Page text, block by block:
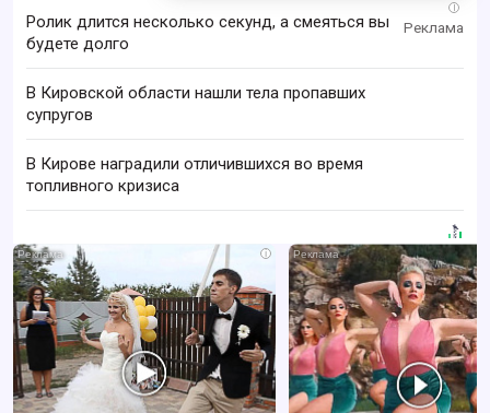
i
Ролик длится несколько секунд, а смеяться вы
будете долго
В Кировской области нашли тела пропавших
супругов
В Кирове наградили отличившихся во время
топливного кризиса
i